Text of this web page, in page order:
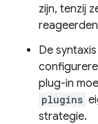
zijn, tenzij
De
plug-in
plugins
strategie.